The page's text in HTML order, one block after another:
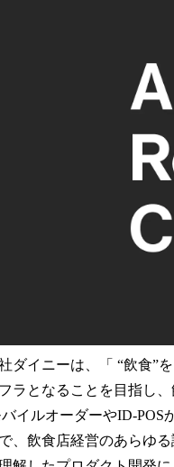
ダイニーは、「 “飲食”
ラとなることを目指し、
イルオーダーやID-POS
、飲食店経営のあらゆ